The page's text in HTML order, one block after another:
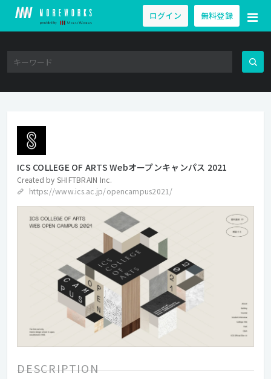
ログイン 無料登録
ICS COLLEGE OF ARTS Webオープンキャンパス 2021
Created by SHIFTBRAIN Inc.
https://www.ics.ac.jp/opencampus2021/
DESCRIPTION